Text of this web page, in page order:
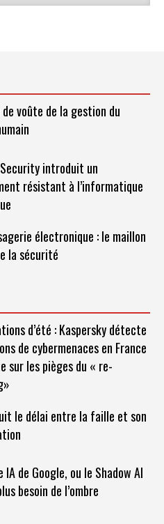
de voûte de la gestion du
introduit un
résistant à l’informatique
électronique : le maillon
la sécurité
d’été : Kaspersky détecte
de cybermenaces en France
sur les pièges du « re-
le délai entre la faille et son
IA de Google, ou le Shadow AI
besoin de l’ombre